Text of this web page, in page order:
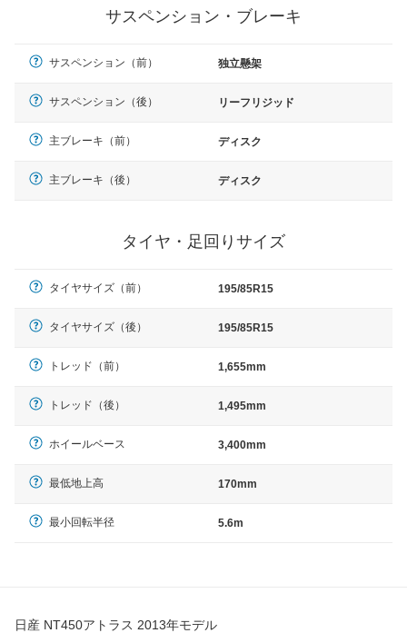
サスペンション・ブレーキ
サスペンション（前） 独立懸架
サスペンション（後） リーフリジッド
主ブレーキ（前） ディスク
主ブレーキ（後） ディスク
タイヤ・足回りサイズ
タイヤサイズ（前） 195/85R15
タイヤサイズ（後） 195/85R15
トレッド（前） 1,655mm
トレッド（後） 1,495mm
ホイールベース 3,400mm
最低地上高 170mm
最小回転半径 5.6m
日産 NT450アトラス 2013年モデル